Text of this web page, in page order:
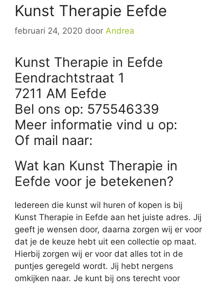
Kunst Therapie Eefde
februari 24, 2020 door Andrea
Kunst Therapie in Eefde
Eendrachtstraat 1
7211 AM Eefde
Bel ons op: 575546339
Meer informatie vind u op:
Of mail naar:
Wat kan Kunst Therapie in
Eefde voor je betekenen?
Iedereen die kunst wil huren of kopen is bij
Kunst Therapie in Eefde aan het juiste adres. Jij
geeft je wensen door, daarna zorgen wij er voor
dat je de keuze hebt uit een collectie op maat.
Hierbij zorgen wij er voor dat alles tot in de
puntjes geregeld wordt. Jij hebt nergens
omkijken naar. Je kunt bij ons terecht voor